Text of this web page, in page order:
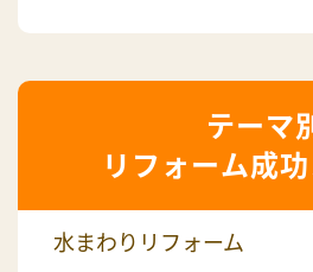
リフォーム成
水まわりリフォーム